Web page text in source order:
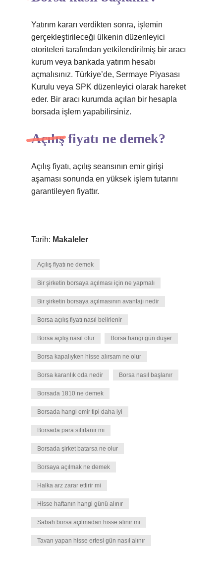
Yatırım kararı verdikten sonra, işlemin
gerçekleştirileceği ülkenin düzenleyici
otoriteleri tarafından yetkilendirilmiş bir aracı
kurum veya bankada yatırım hesabı
açmalısınız. Türkiye’de, Sermaye Piyasası
Kurulu veya SPK düzenleyici olarak hareket
eder. Bir aracı kurumda açılan bir hesapla
borsada işlem yapabilirsiniz.
Açılış fiyatı ne demek?
Açılış fiyatı, açılış seansının emir girişi
aşaması sonunda en yüksek işlem tutarını
garantileyen fiyattır.
Tarih: Makaleler
Açılış fiyatı ne demek
Bir şirketin borsaya açılması için ne yapmalı
Bir şirketin borsaya açılmasının avantajı nedir
Borsa açılış fiyatı nasıl belirlenir
Borsa açılış nasıl olur Borsa hangi gün düşer
Borsa kapalıyken hisse alırsam ne olur
Borsa karanlık oda nedir Borsa nasıl başlanır
Borsada 1810 ne demek
Borsada hangi emir tipi daha iyi
Borsada para sıfırlanır mı
Borsada şirket batarsa ne olur
Borsaya açılmak ne demek
Halka arz zarar ettirir mi
Hisse haftanın hangi günü alınır
Sabah borsa açılmadan hisse alınır mı
Tavan yapan hisse ertesi gün nasıl alınır